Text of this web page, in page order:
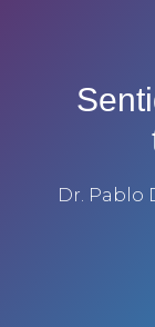
Dr. Pablo